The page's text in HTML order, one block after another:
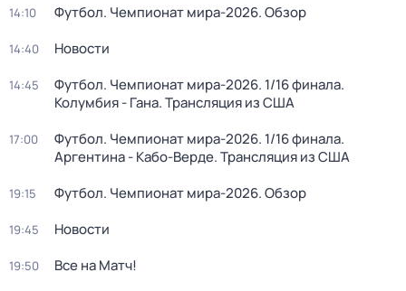
14:10 Футбол. Чемпионат мира-2026. Обзор
14:40 Новости
14:45
Футбол. Чемпионат мира-2026. 1/16 финала.
Колумбия - Гана. Трансляция из США
17:00
Футбол. Чемпионат мира-2026. 1/16 финала.
Аргентина - Кабо-Верде. Трансляция из США
19:15 Футбол. Чемпионат мира-2026. Обзор
19:45 Новости
19:50 Все на Матч!